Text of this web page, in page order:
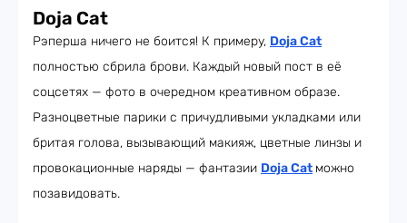
Doja Cat
Рэперша ничего не боится! К примеру, Doja Cat
полностью сбрила брови. Каждый новый пост в её
соцсетях — фото в очередном креативном образе.
Разноцветные парики с причудливыми укладками или
бритая голова, вызывающий макияж, цветные линзы и
провокационные наряды — фантазии Doja Cat можно
позавидовать.